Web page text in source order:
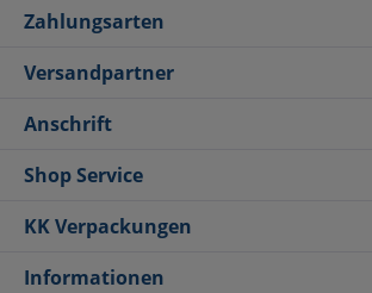
Zahlungsarten
Versandpartner
Anschrift
Shop Service
KK Verpackungen
Informationen